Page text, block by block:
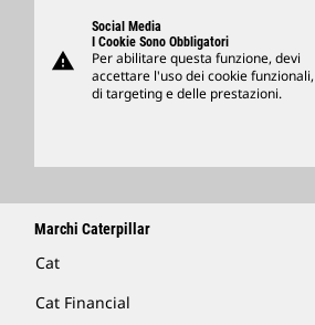
Support
Merchandising
Trova Un Dealer
warning
Social Media
I Cookie Sono Obbligatori
Per abilitare questa funzione, devi
accettare l'uso dei cookie funzionali,
di targeting e delle prestazioni.
Marchi Caterpillar
Cat
Cat Financial